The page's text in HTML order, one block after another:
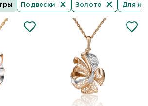
Подвески Золото Для